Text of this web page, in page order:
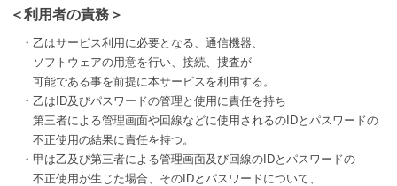
＜利用者の責務＞
・乙はサービス利用に必要となる、通信機器、
ソフトウェアの用意を行い、接続、捜査が
可能である事を前提に本サービスを利用する。
・乙はID及びパスワードの管理と使用に責任を持ち
第三者による管理画面や回線などに使用されるのIDとパスワードの
不正使用の結果に責任を持つ。
・甲は乙及び第三者による管理画面及び回線のIDとパスワードの
不正使用が生じた場合、そのIDとパスワードについて、